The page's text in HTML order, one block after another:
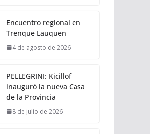
Encuentro regional en
Trenque Lauquen
4 de agosto de 2026
PELLEGRINI: Kicillof
inauguró la nueva Casa
de la Provincia
8 de julio de 2026